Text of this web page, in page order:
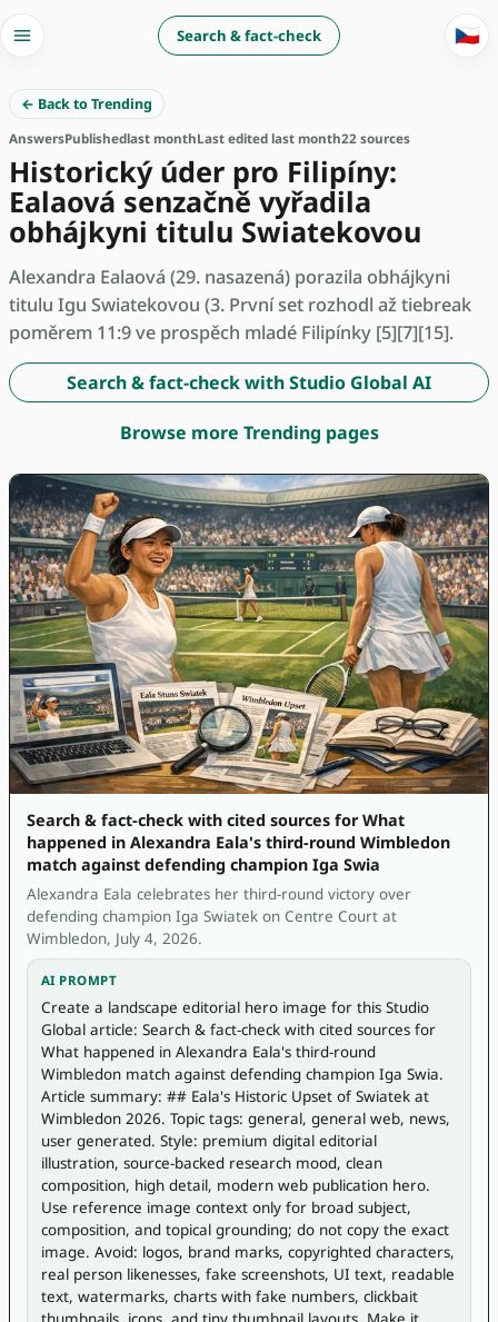
Search & fact-check 🇨🇿
← Back to Trending
AnswersPublishedlast monthLast edited last month22 sources
Historický úder pro Filipíny:
Ealaová senzačně vyřadila
obhájkyni titulu Swiatekovou
Alexandra Ealaová (29. nasazená) porazila obhájkyni
titulu Igu Swiatekovou (3. První set rozhodl až tiebreak
poměrem 11:9 ve prospěch mladé Filipínky [5][7][15].
Search & fact-check with Studio Global AI
Browse more Trending pages
Search & fact-check with cited sources for What
happened in Alexandra Eala's third-round Wimbledon
match against defending champion Iga Swia
Alexandra Eala celebrates her third-round victory over
defending champion Iga Swiatek on Centre Court at
Wimbledon, July 4, 2026.
AI PROMPT
Create a landscape editorial hero image for this Studio
Global article: Search & fact-check with cited sources for
What happened in Alexandra Eala's third-round
Wimbledon match against defending champion Iga Swia.
Article summary: ## Eala's Historic Upset of Swiatek at
Wimbledon 2026. Topic tags: general, general web, news,
user generated. Style: premium digital editorial
illustration, source-backed research mood, clean
composition, high detail, modern web publication hero.
Use reference image context only for broad subject,
composition, and topical grounding; do not copy the exact
image. Avoid: logos, brand marks, copyrighted characters,
real person likenesses, fake screenshots, UI text, readable
text, watermarks, charts with fake numbers, clickbait